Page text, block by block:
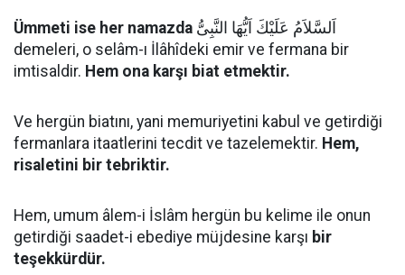
Ümmeti ise her namazda
demeleri, o selâm-ı İlâhîdeki emir ve fermana bir
imtisaldir. Hem ona karşı biat etmektir.
Ve hergün biatını, yani memuriyetini kabul ve getirdiği
fermanlara itaatlerini tecdit ve tazelemektir. Hem,
risaletini bir tebriktir.
Hem, umum âlem-i İslâm hergün bu kelime ile onun
getirdiği saadet-i ebediye müjdesine karşı bir
teşekkürdür.